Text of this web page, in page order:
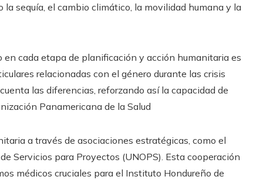
sequía, el cambio climático, la movilidad humana y la
cada etapa de planificación y acción humanitaria es
relacionadas con el género durante las crisis
las diferencias, reforzando así la capacidad de
Panamericana de la Salud
a través de asociaciones estratégicas, como el
Servicios para Proyectos (UNOPS). Esta cooperación
médicos cruciales para el Instituto Hondureño de